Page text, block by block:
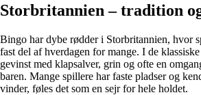
Storbritannien – tradition
Bingo har dybe rødder i Storbritannien, hvor
fast del af hverdagen for mange. I de
gevinst med klapsalver, grin og ofte en
baren. Mange spillere har faste pladser og
vinder, føles det som en sejr for hele holdet.